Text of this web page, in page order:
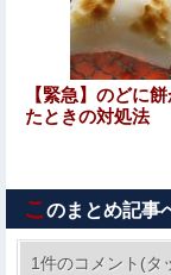
女子小学生｢先
ハメ撮りカーセ
柴田柚菜 「まゆ
【乃木坂46】
てあげたら、38
大爆発する事態に
【疑問】日本経
他
【緊急】のどに
たときの対処法
こ のまとめ記事
1件のコメント(タ